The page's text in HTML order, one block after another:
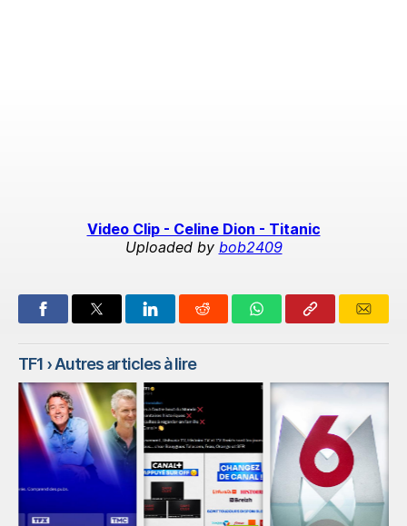
Video Clip - Celine Dion - Titanic
Uploaded by bob2409
TF1 › Autres articles à lire